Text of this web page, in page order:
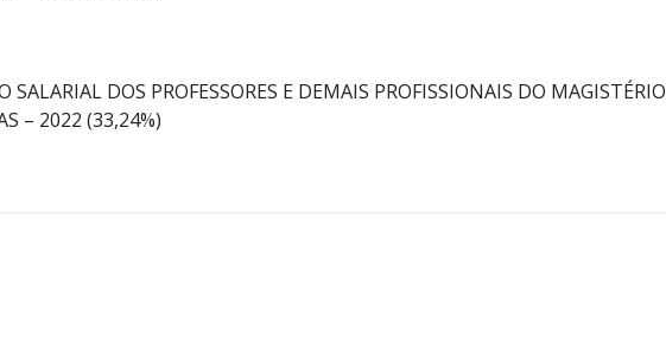
SALARIAL DOS PROFESSORES E DEMAIS PROFISSIONAIS DO MAGISTÉRIO
– 2022 (33,24%)